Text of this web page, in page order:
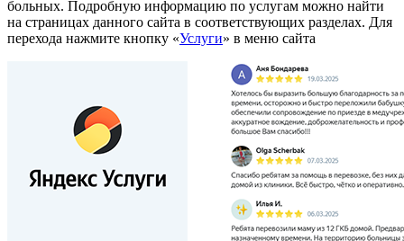
больных. Подробную информацию по услугам можно найти
на страницах данного сайта в соответствующих разделах. Для
перехода нажмите кнопку «Услуги» в меню сайта